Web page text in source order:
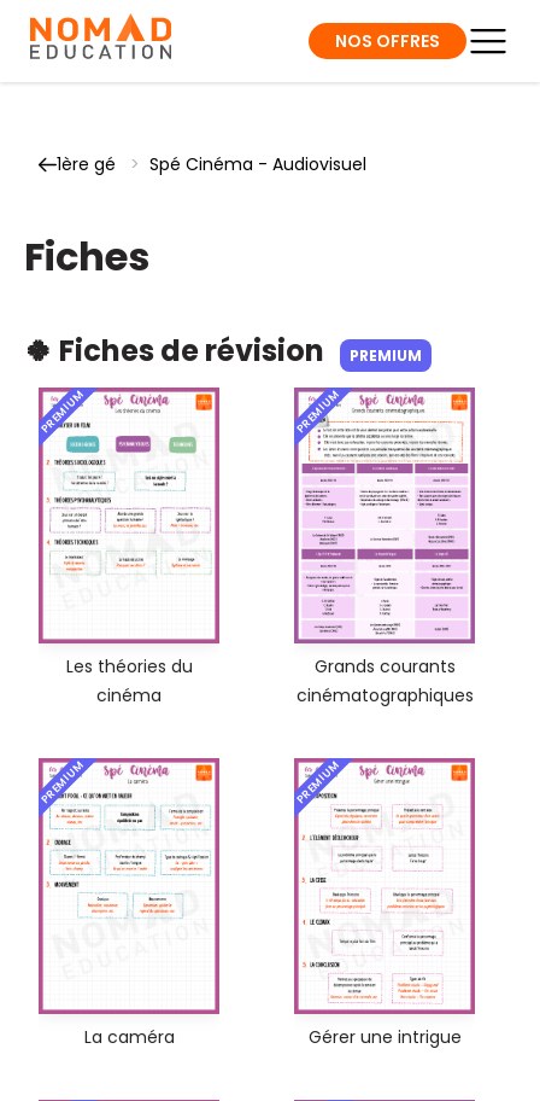
NOS OFFRES
1ère gé > Spé Cinéma - Audiovisuel
Fiches
🍀 Fiches de révision PREMIUM
PREMIUM
Les théories du
cinéma
PREMIUM
Grands courants
cinématographiques
PREMIUM
La caméra
PREMIUM
Gérer une intrigue